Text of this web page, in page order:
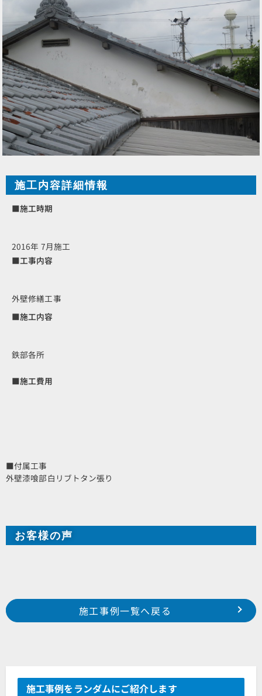
施工内容詳細情報
■施工時期
2016年 7月施工
■工事内容
外壁修繕工事
■施工内容
鉄部各所
■施工費用
■付属工事
外壁漆喰部白リブトタン張り
お客様の声
Prev
浜松市 中区 山手町 K様邸
浜松市 南区 鶴見町 I様邸
施工事例一覧へ戻る
施工事例をランダムにご紹介します